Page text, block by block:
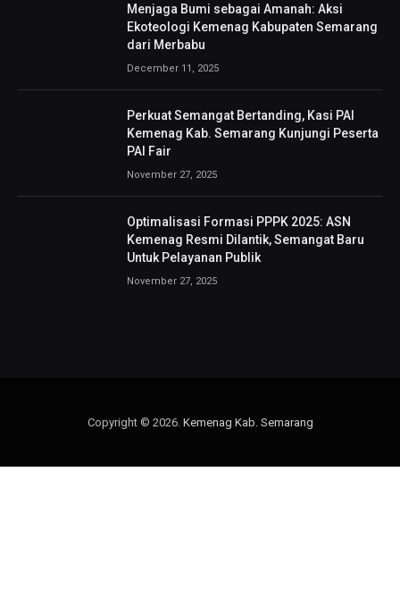
Menjaga Bumi sebagai Amanah: Aksi
Ekoteologi Kemenag Kabupaten Semarang
dari Merbabu
December 11, 2025
Perkuat Semangat Bertanding, Kasi PAI
Kemenag Kab. Semarang Kunjungi Peserta
PAI Fair
November 27, 2025
Optimalisasi Formasi PPPK 2025: ASN
Kemenag Resmi Dilantik, Semangat Baru
Untuk Pelayanan Publik
November 27, 2025
Copyright © 2026. Kemenag Kab. Semarang